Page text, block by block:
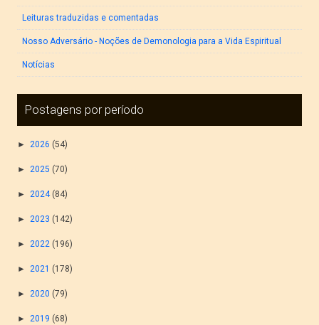
Leituras traduzidas e comentadas
Nosso Adversário - Noções de Demonologia para a Vida Espiritual
Notícias
Postagens por período
► 2026 (54)
► 2025 (70)
► 2024 (84)
► 2023 (142)
► 2022 (196)
► 2021 (178)
► 2020 (79)
► 2019 (68)